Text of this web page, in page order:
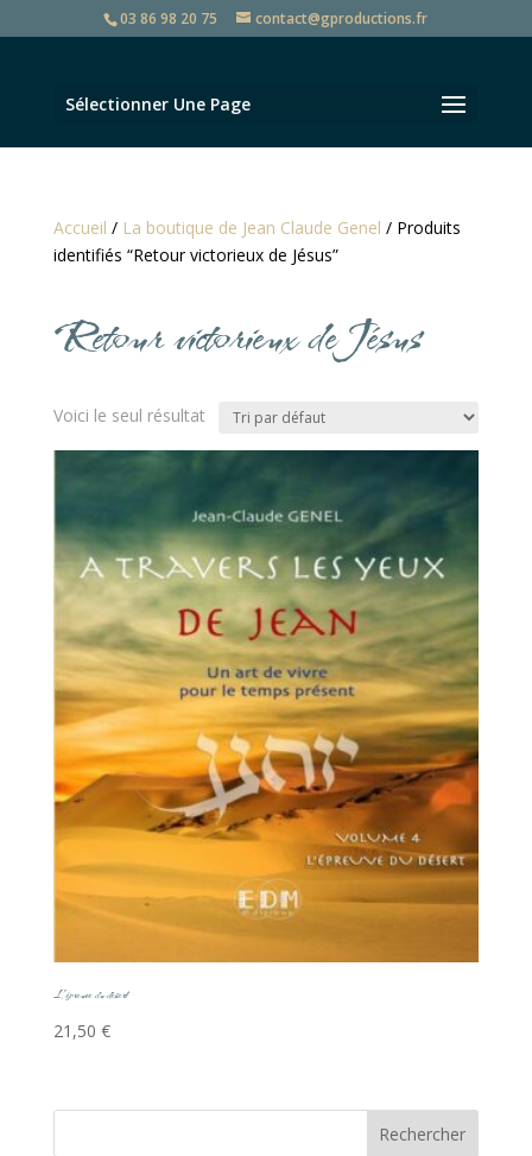
03 86 98 20 75 contact@gproductions.fr
Sélectionner Une Page
Accueil / La boutique de Jean Claude Genel / Produits
identifiés “Retour victorieux de Jésus”
Retour victorieux de Jésus
Voici le seul résultat
L’épreuve du désert
21,50 €
Rechercher